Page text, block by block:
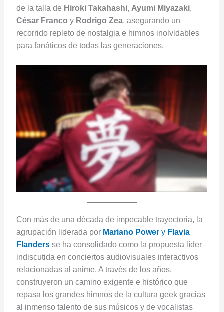
de la talla de Hiroki Takahashi, Ayumi Miyazaki,
César Franco y Rodrigo Zea, asegurando un
recorrido repleto de nostalgia e himnos inolvidables
para fanáticos de todas las generaciones.
Con más de una década de impecable trayectoria, la
agrupación liderada por Mariano Powery Flavia
Flandersse ha consolidado como la propuesta líder
indiscutida en conciertos audiovisuales interactivos
relacionadas al anime. A través de los años,
construyeron un camino exigente e histórico que
repasa los grandes himnos de la cultura geek gracias
al inmenso talento de sus músicos y de vocalistas